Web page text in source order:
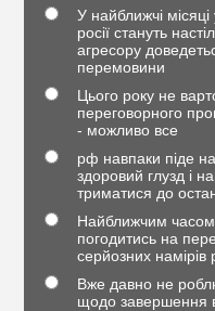
У найближчі
росії стануть
агресору
перемовини
Цього року не
переговорного
- можливо все
рф навпаки піде
здоровий глузд і
триматися до
Найближчим
погодитись на
серйозних
Вже давно не
щодо завершення